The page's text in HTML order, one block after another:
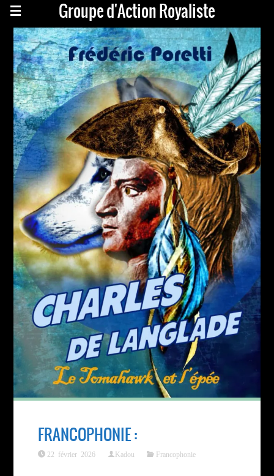
Groupe d'Action Royaliste
FRANCOPHONIE :
22 février 2026 Kadou Francophonie